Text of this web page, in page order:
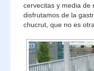
cervecitas y media
disfrutamos de la
chucrut, que no es